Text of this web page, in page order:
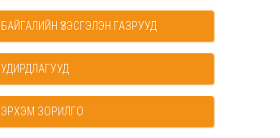
БАЙГАЛИЙН ҮЗЭСГЭЛЭН ГАЗРУУД
УДИРДЛАГУУД
ЭРХЭМ ЗОРИЛГО